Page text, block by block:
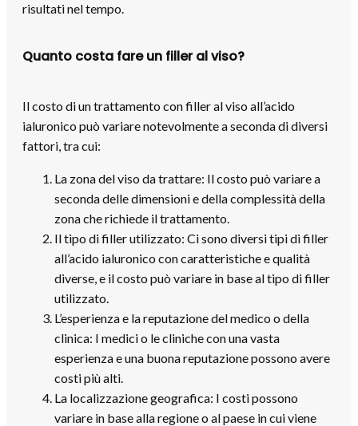
risultati nel tempo.
Quanto costa fare un filler al viso?
Il costo di un trattamento con filler al viso all’acido
ialuronico può variare notevolmente a seconda di diversi
fattori, tra cui:
La zona del viso da trattare: Il costo può variare a
seconda delle dimensioni e della complessità della
zona che richiede il trattamento.
Il tipo di filler utilizzato: Ci sono diversi tipi di filler
all’acido ialuronico con caratteristiche e qualità
diverse, e il costo può variare in base al tipo di filler
utilizzato.
L’esperienza e la reputazione del medico o della
clinica: I medici o le cliniche con una vasta
esperienza e una buona reputazione possono avere
costi più alti.
La localizzazione geografica: I costi possono
variare in base alla regione o al paese in cui viene